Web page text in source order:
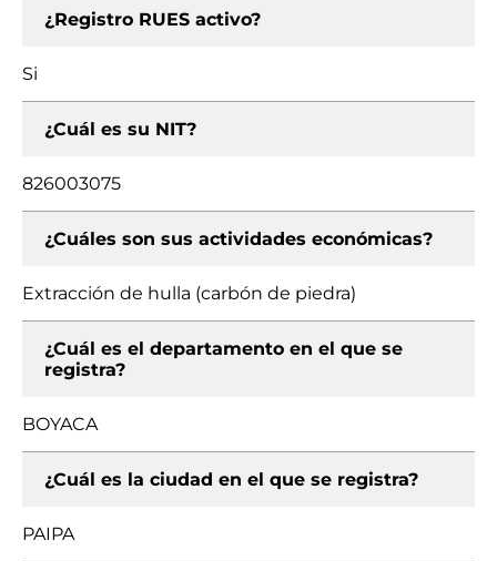
¿Registro RUES activo?
Si
¿Cuál es su NIT?
826003075
¿Cuáles son sus actividades económicas?
Extracción de hulla (carbón de piedra)
¿Cuál es el departamento en el que se
registra?
BOYACA
¿Cuál es la ciudad en el que se registra?
PAIPA